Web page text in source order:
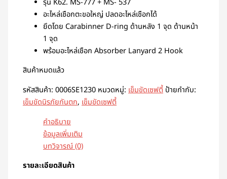
รุ่น K62. MS-777 + MS- 537
อะไหล่เชือกตะขอใหญ่ ปลดอะไหล่เชือกได้
ยึดโดย Carabinner D-ring ด้านหลัง 1 จุด ด้านหน้า
1 จุด
พร้อมอะไหล่เชือก Absorber Lanyard 2 Hook
สินค้าหมดแล้ว
รหัสสินค้า:0006SE1230 หมวดหมู่:เข็มขัดเซฟตี้ ป้ายกำกับ:
เข็มขัดนิรภัยกันตก,เข็มขัดเซฟตี้
คำอธิบาย
ข้อมูลเพิ่มเติม
บทวิจารณ์ (0)
รายละเอียดสินค้า